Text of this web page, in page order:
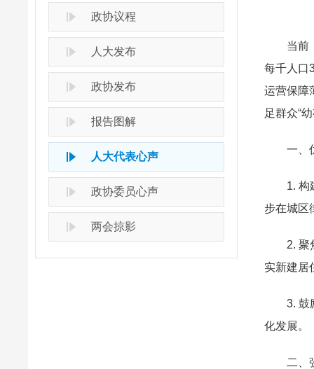
政协议程
人大发布
政协发布
报告图解
人大代表心声
政协委员心声
两会掠影
当前
每千人口
运营保障
足群众“
一、
1. 构
步在城区
2. 聚
实新建居
3. 鼓
化发展。
二、